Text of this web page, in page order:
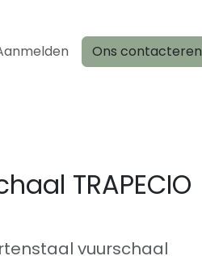
Ons contacteren
TRAPECIO
vuurschaal